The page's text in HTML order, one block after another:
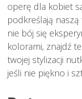
operę dla kobiet
podkreślają naszą
nie bój się
kolorami, znajdź
twojej stylizacji
jeśli nie piękno i